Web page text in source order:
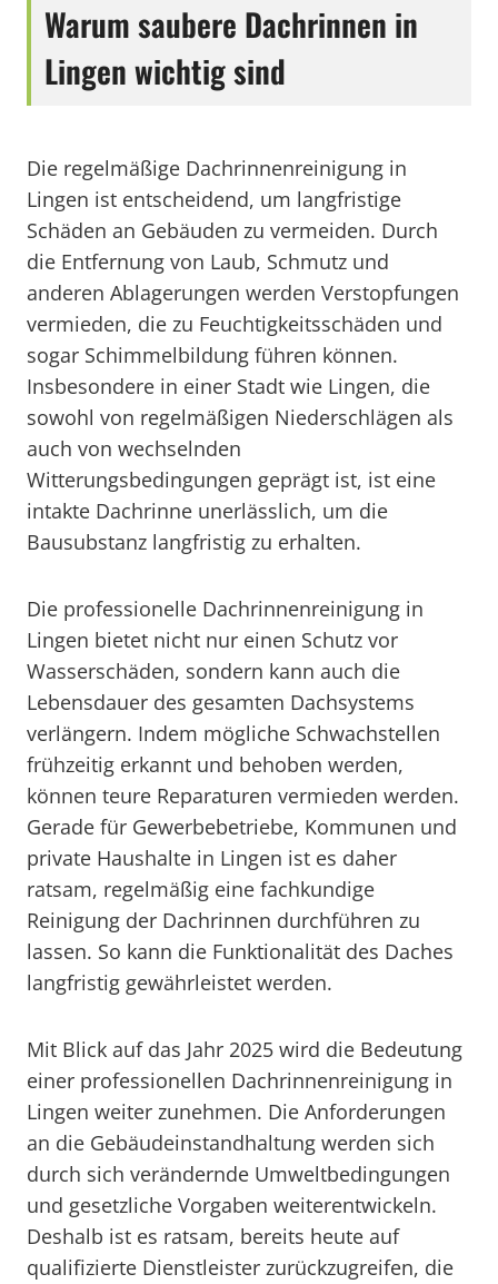
Warum saubere Dachrinnen in
Lingen wichtig sind
Die regelmäßige Dachrinnenreinigung in
Lingen ist entscheidend, um langfristige
Schäden an Gebäuden zu vermeiden. Durch
die Entfernung von Laub, Schmutz und
anderen Ablagerungen werden Verstopfungen
vermieden, die zu Feuchtigkeitsschäden und
sogar Schimmelbildung führen können.
Insbesondere in einer Stadt wie Lingen, die
sowohl von regelmäßigen Niederschlägen als
auch von wechselnden
Witterungsbedingungen geprägt ist, ist eine
intakte Dachrinne unerlässlich, um die
Bausubstanz langfristig zu erhalten.
Die professionelle Dachrinnenreinigung in
Lingen bietet nicht nur einen Schutz vor
Wasserschäden, sondern kann auch die
Lebensdauer des gesamten Dachsystems
verlängern. Indem mögliche Schwachstellen
frühzeitig erkannt und behoben werden,
können teure Reparaturen vermieden werden.
Gerade für Gewerbebetriebe, Kommunen und
private Haushalte in Lingen ist es daher
ratsam, regelmäßig eine fachkundige
Reinigung der Dachrinnen durchführen zu
lassen. So kann die Funktionalität des Daches
langfristig gewährleistet werden.
Mit Blick auf das Jahr 2025 wird die Bedeutung
einer professionellen Dachrinnenreinigung in
Lingen weiter zunehmen. Die Anforderungen
an die Gebäudeinstandhaltung werden sich
durch sich verändernde Umweltbedingungen
und gesetzliche Vorgaben weiterentwickeln.
Deshalb ist es ratsam, bereits heute auf
qualifizierte Dienstleister zurückzugreifen, die